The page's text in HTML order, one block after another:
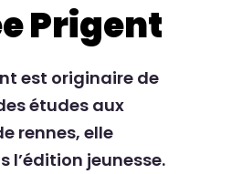
Prigent
est originaire de
études aux
rennes, elle
l’édition jeunesse.